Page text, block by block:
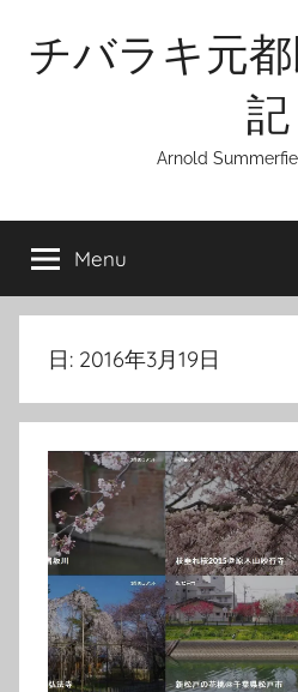
content
チバラキ元
記
Arnold
Menu
日: 2016年3月19日